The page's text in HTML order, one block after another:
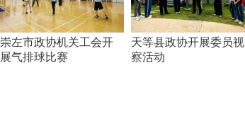
崇左市政协机关工会开
展气排球比赛
天等县政协开展委员视
察活动